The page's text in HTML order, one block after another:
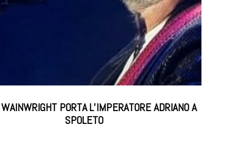
PORTA L’IMPERATORE ADRIANO A
SPOLETO